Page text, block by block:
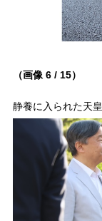
（画像 6 / 15）
静養に入られた天